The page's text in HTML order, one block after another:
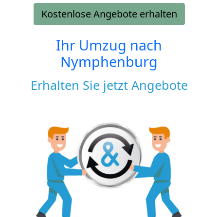
Kostenlose Angebote erhalten
Ihr Umzug nach
Nymphenburg
Erhalten Sie jetzt Angebote